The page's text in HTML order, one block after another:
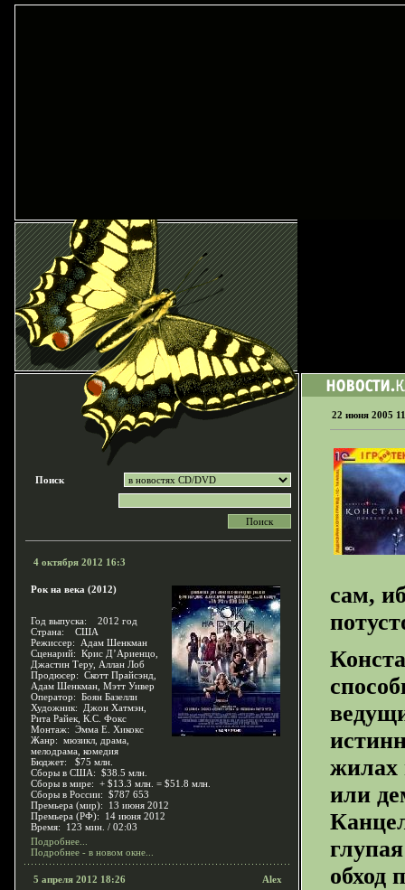
Поиск
4 октября 2012 16:3
Рок на века (2012)
Год выпуска: 2012 год
Страна: США
Режиссер: Адам Шенкман
Сценарий: Крис Д’Ариенцо,
Джастин Теру, Аллан Лоб
Продюсер: Скотт Прайсэнд,
Адам Шенкман, Мэтт Уивер
Оператор: Боян Базелли
Художник: Джон Хатмэн,
Рита Райек, К.С. Фокс
Монтаж: Эмма Е. Хикокс
Жанр: мюзикл, драма,
мелодрама, комедия
Бюджет: $75 млн.
Сборы в США: $38.5 млн.
Сборы в мире: + $13.3 млн. = $51.8 млн.
Сборы в России: $787 653
Премьера (мир): 13 июня 2012
Премьера (РФ): 14 июня 2012
Время: 123 мин. / 02:03
Подробнее...
Подробнее - в новом окне...
5 апреля 2012 18:26
Alex
22 июня 2005
сам,
жилах
или
обход